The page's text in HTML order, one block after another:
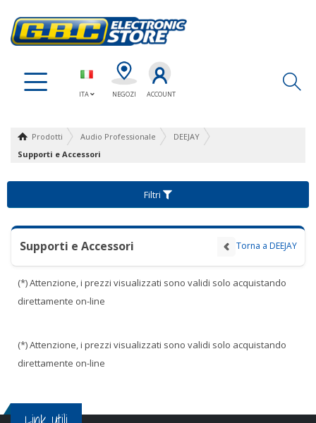
ITA NEGOZI ACCOUNT
Prodotti Audio Professionale
DEEJAY
Supporti e Accessori
Filtri
Supporti e Accessori Torna a DEEJAY
(*) Attenzione, i prezzi visualizzati sono validi solo acquistando
direttamente on-line
(*) Attenzione, i prezzi visualizzati sono validi solo acquistando
direttamente on-line